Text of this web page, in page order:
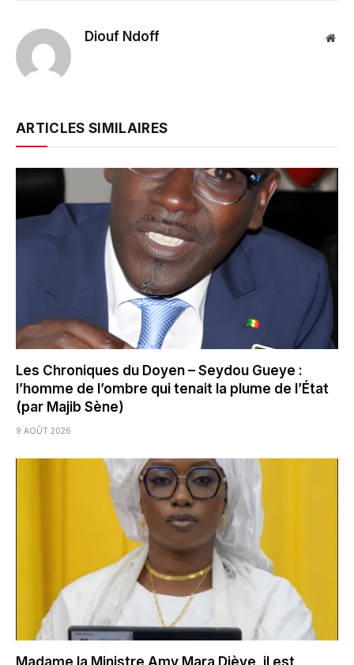
Diouf Ndoff
ARTICLES SIMILAIRES
Les Chroniques du Doyen – Seydou Gueye :
l’homme de l’ombre qui tenait la plume de l’État
(par Majib Sène)
9 AOÛT 2026
Madame la Ministre Amy Mara Dièye, il est